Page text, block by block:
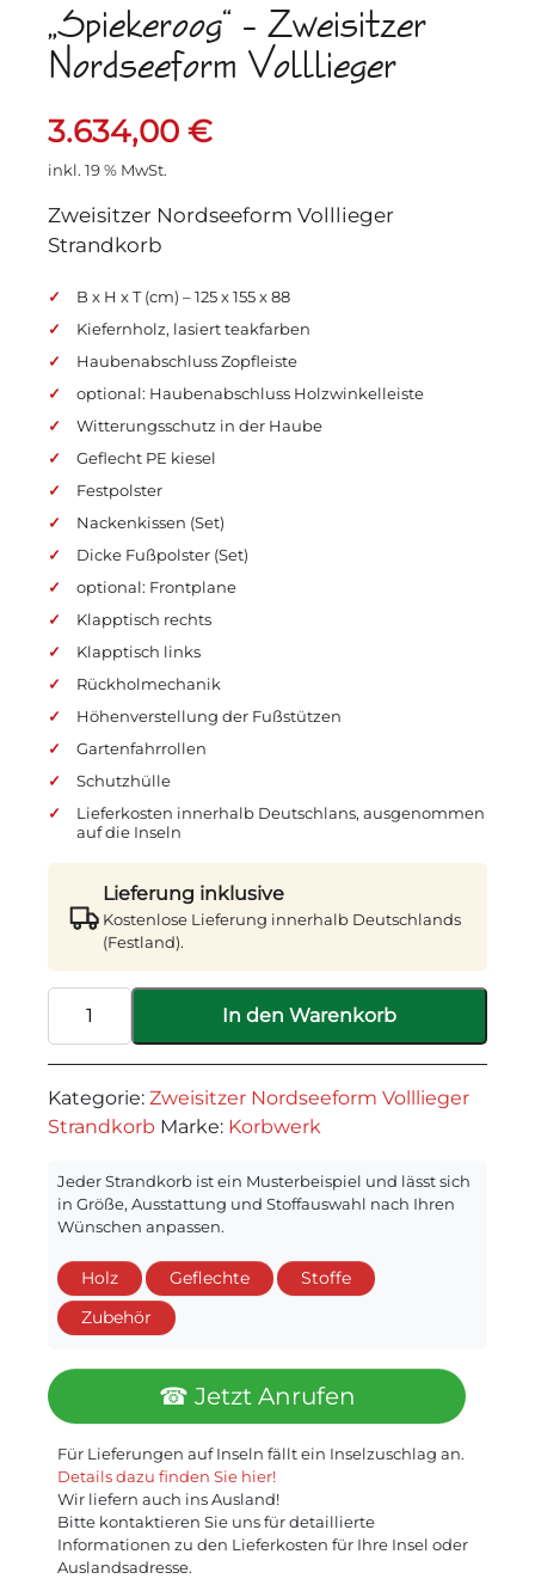
„Spiekeroog“ – Zweisitzer
Nordseeform Volllieger
3.634,00 €
inkl. 19 % MwSt.
Zweisitzer Nordseeform Volllieger
Strandkorb
B x H x T (cm) – 125 x 155 x 88
Kiefernholz, lasiert teakfarben
Haubenabschluss Zopfleiste
optional: Haubenabschluss Holzwinkelleiste
Witterungsschutz in der Haube
Geflecht PE kiesel
Festpolster
Nackenkissen (Set)
Dicke Fußpolster (Set)
optional: Frontplane
Klapptisch rechts
Klapptisch links
Rückholmechanik
Höhenverstellung der Fußstützen
Gartenfahrrollen
Schutzhülle
Lieferkosten innerhalb Deutschlans, ausgenommen
auf die Inseln
Lieferung inklusive
Kostenlose Lieferung innerhalb Deutschlands
(Festland).
"Spiekeroog"
Nordseeform
Volllieger
In den Warenkorb
Alternative:
Kategorie: Zweisitzer Nordseeform Volllieger
Strandkorb Marke: Korbwerk
Jeder Strandkorb ist ein Musterbeispiel und lässt sich
in Größe, Ausstattung und Stoffauswahl nach Ihren
Wünschen anpassen.
Holz Geflechte
Stoffe
Zubehör
☎ Jetzt Anrufen
Für Lieferungen auf Inseln fällt ein Inselzuschlag an.
Details dazu finden Sie hier!
Wir liefern auch ins Ausland!
Bitte kontaktieren Sie uns für detaillierte
Informationen zu den Lieferkosten für Ihre Insel oder
Auslandsadresse.